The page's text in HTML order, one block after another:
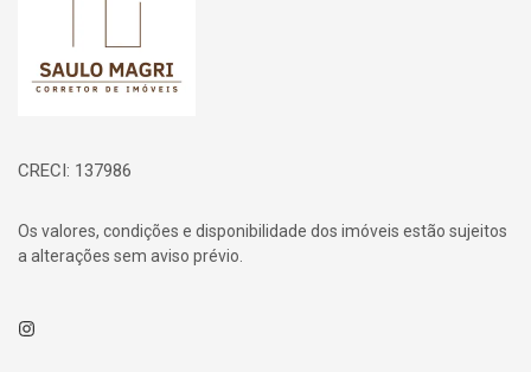
CRECI: 137986
Os valores, condições e disponibilidade dos imóveis estão sujeitos
a alterações sem aviso prévio.
Instagram